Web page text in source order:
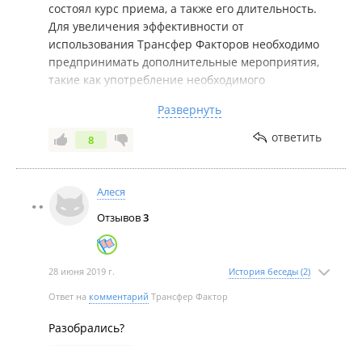
состоял курс приема, а также его длительность.
Для увеличения эффективности от
использования Трансфер Факторов необходимо
предпринимать дополнительные мероприятия,
такие как употребление необходимого
случаях, соблюдение диеты, дополнительная
медикаментозная поддержка. Готова лично
разобраться в вашей ситуации. Директор Яненко
Ольга Владимировна
Развернуть
8 ответить
Алеся
Отзывов3
28 июня 2019 г. История беседы (2)
Ответ на комментарий Трансфер Фактор
Разобрались?